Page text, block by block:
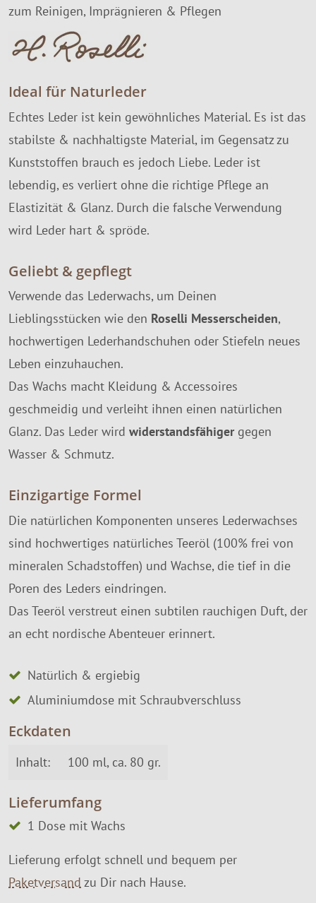
zum Reinigen, Imprägnieren & Pflegen
Ideal für Naturleder
Echtes Leder ist kein gewöhnliches Material. Es ist das
stabilste & nachhaltigste Material, im Gegensatz zu
Kunststoffen brauch es jedoch Liebe. Leder ist
lebendig, es verliert ohne die richtige Pflege an
Elastizität & Glanz. Durch die falsche Verwendung
wird Leder hart & spröde.
Geliebt & gepflegt
Verwende das Lederwachs, um Deinen
Lieblingsstücken wie den Roselli Messerscheiden,
hochwertigen Lederhandschuhen oder Stiefeln neues
Leben einzuhauchen.
Das Wachs macht Kleidung & Accessoires
geschmeidig und verleiht ihnen einen natürlichen
Glanz. Das Leder wird widerstandsfähigergegen
Wasser & Schmutz.
Einzigartige Formel
Die natürlichen Komponenten unseres Lederwachses
sind hochwertiges natürliches Teeröl (100% frei von
mineralen Schadstoffen) und Wachse, die tief in die
Poren des Leders eindringen.
Das Teeröl verstreut einen subtilen rauchigen Duft, der
an echt nordische Abenteuer erinnert.
Natürlich & ergiebig
Aluminiumdose mit Schraubverschluss
Eckdaten
Inhalt: 100 ml, ca. 80 gr.
Lieferumfang
1 Dose mit Wachs
Lieferung erfolgt schnell und bequem per
Paketversand zu Dir nach Hause.